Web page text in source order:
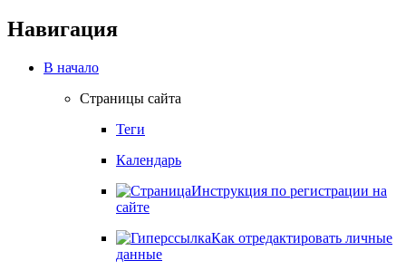
Навигация
В начало
Страницы сайта
Теги
Календарь
Инструкция по регистрации на
сайте
Как отредактировать личные
данные